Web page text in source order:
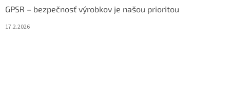
GPSR – bezpečnosť výrobkov je našou prioritou
17.2.2026